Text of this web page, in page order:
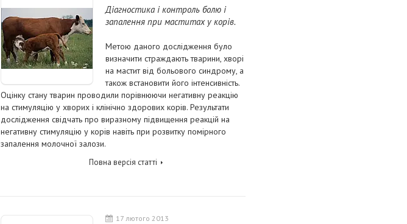
Діагностика і контроль болю і
запалення при маститах у корів.
Метою даного дослідження було
визначити страждають тварини, хворі
на мастит від больового синдрому, а
також встановити його інтенсивність.
Оцінку стану тварин проводили порівнюючи негативну реакцію
на стимуляцію у хворих і клінічно здорових корів. Результати
дослідження свідчать про виразному підвищення реакцій на
негативну стимуляцію у корів навіть при розвитку помірного
запалення молочної залози.
Повна версія статті
17 лютого 2013